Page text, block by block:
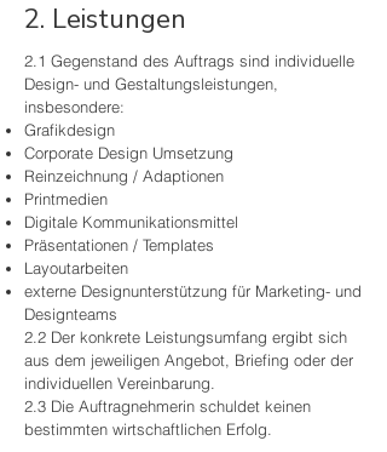
2. Leistungen
2.1 Gegenstand des Auftrags sind individuelle
Design- und Gestaltungsleistungen,
insbesondere:
Grafikdesign
Corporate Design Umsetzung
Reinzeichnung / Adaptionen
Printmedien
Digitale Kommunikationsmittel
Präsentationen / Templates
Layoutarbeiten
externe Designunterstützung für Marketing- und
Designteams
2.2 Der konkrete Leistungsumfang ergibt sich
aus dem jeweiligen Angebot, Briefing oder der
individuellen Vereinbarung.
2.3 Die Auftragnehmerin schuldet keinen
bestimmten wirtschaftlichen Erfolg.